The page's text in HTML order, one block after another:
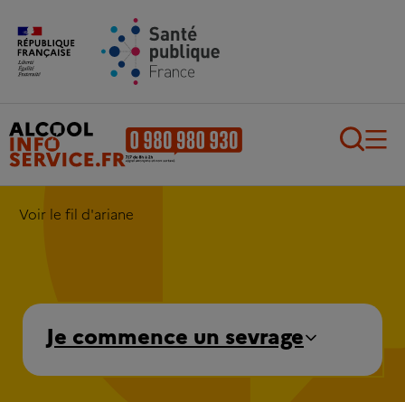
Aller au contenu principal
Voir le fil d'ariane
Je commence un sevrage